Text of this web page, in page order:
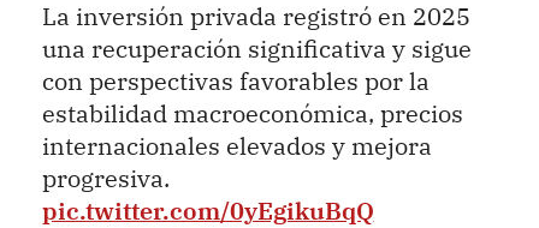
La inversión privada registró en 2025
una recuperación significativa y sigue
con perspectivas favorables por la
estabilidad macroeconómica, precios
internacionales elevados y mejora
progresiva.
pic.twitter.com/0yEgikuBqQ